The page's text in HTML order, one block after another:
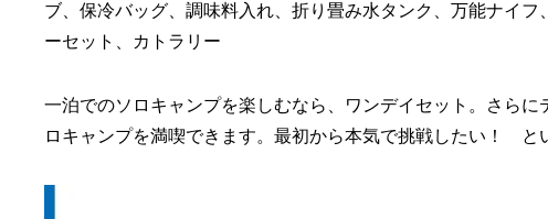
ブ、保冷バッグ、調味料入れ、折り畳み水タンク、万能ナイ
ーセット、カトラリー
一泊でのソロキャンプを楽しむなら、ワンデイセット。さら
ロキャンプを満喫できます。最初から本気で挑戦したい！ と